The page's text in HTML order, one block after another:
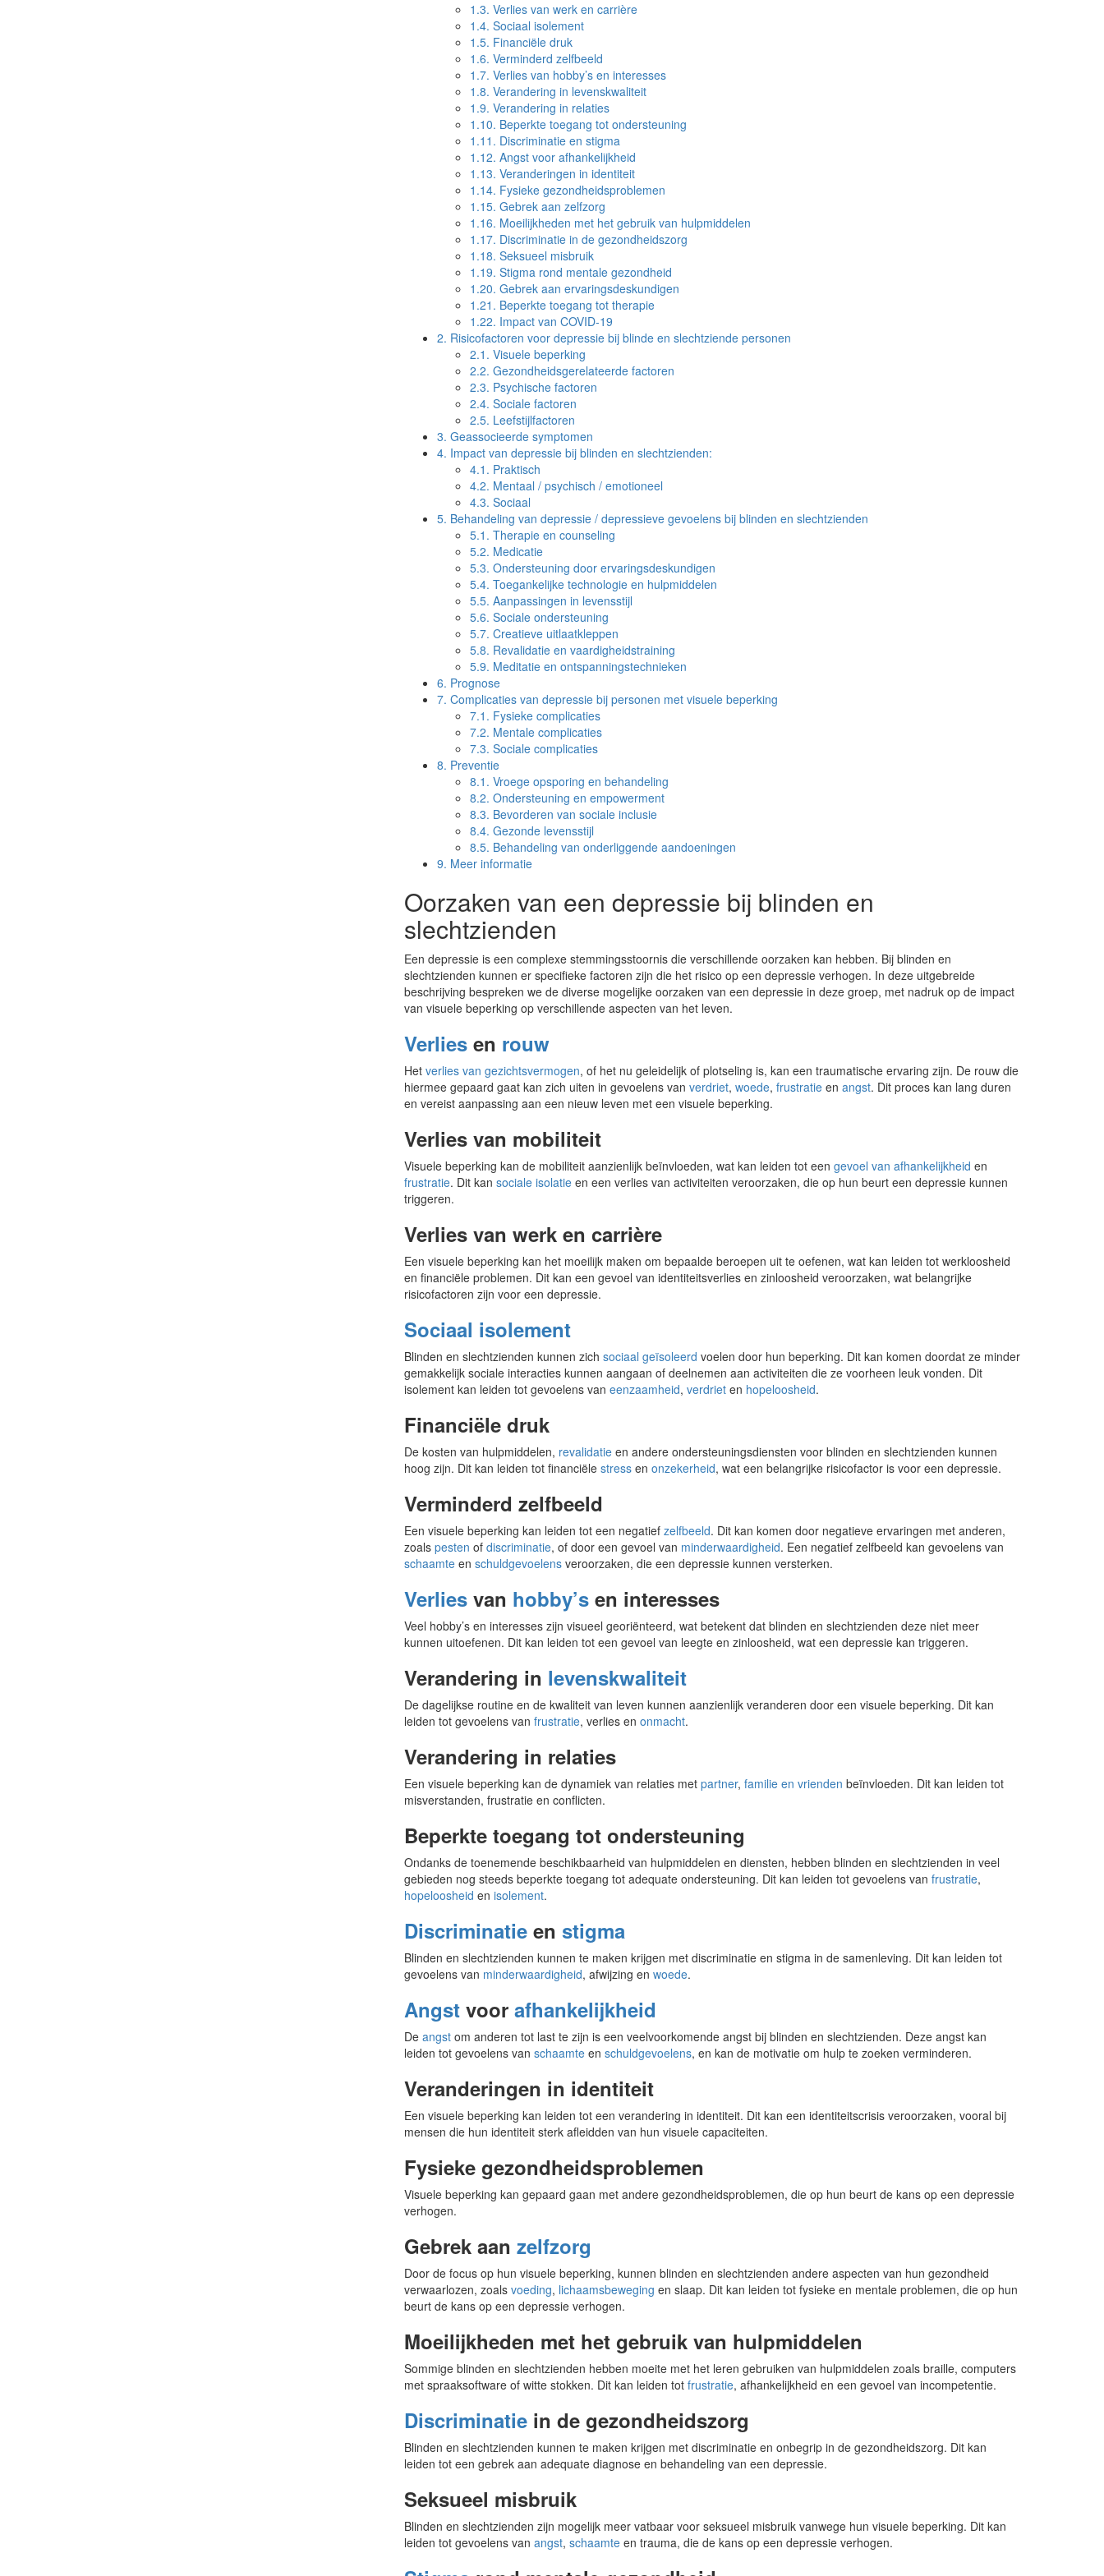
1.3. Verlies van werk en carrière
1.4. Sociaal isolement
1.5. Financiële druk
1.6. Verminderd zelfbeeld
1.7. Verlies van hobby’s en interesses
1.8. Verandering in levenskwaliteit
1.9. Verandering in relaties
1.10. Beperkte toegang tot ondersteuning
1.11. Discriminatie en stigma
1.12. Angst voor afhankelijkheid
1.13. Veranderingen in identiteit
1.14. Fysieke gezondheidsproblemen
1.15. Gebrek aan zelfzorg
1.16. Moeilijkheden met het gebruik van hulpmiddelen
1.17. Discriminatie in de gezondheidszorg
1.18. Seksueel misbruik
1.19. Stigma rond mentale gezondheid
1.20. Gebrek aan ervaringsdeskundigen
1.21. Beperkte toegang tot therapie
1.22. Impact van COVID-19
2. Risicofactoren voor depressie bij blinde en slechtziende personen
2.1. Visuele beperking
2.2. Gezondheidsgerelateerde factoren
2.3. Psychische factoren
2.4. Sociale factoren
2.5. Leefstijlfactoren
3. Geassocieerde symptomen
4. Impact van depressie bij blinden en slechtzienden:
4.1. Praktisch
4.2. Mentaal / psychisch / emotioneel
4.3. Sociaal
5. Behandeling van depressie / depressieve gevoelens bij blinden en slechtzienden
5.1. Therapie en counseling
5.2. Medicatie
5.3. Ondersteuning door ervaringsdeskundigen
5.4. Toegankelijke technologie en hulpmiddelen
5.5. Aanpassingen in levensstijl
5.6. Sociale ondersteuning
5.7. Creatieve uitlaatkleppen
5.8. Revalidatie en vaardigheidstraining
5.9. Meditatie en ontspanningstechnieken
6. Prognose
7. Complicaties van depressie bij personen met visuele beperking
7.1. Fysieke complicaties
7.2. Mentale complicaties
7.3. Sociale complicaties
8. Preventie
8.1. Vroege opsporing en behandeling
8.2. Ondersteuning en empowerment
8.3. Bevorderen van sociale inclusie
8.4. Gezonde levensstijl
8.5. Behandeling van onderliggende aandoeningen
9. Meer informatie
Oorzaken van een depressie bij blinden en
slechtzienden
Een depressie is een complexe stemmingsstoornis die verschillende oorzaken kan hebben. Bij blinden en
slechtzienden kunnen er specifieke factoren zijn die het risico op een depressie verhogen. In deze uitgebreide
beschrijving bespreken we de diverse mogelijke oorzaken van een depressie in deze groep, met nadruk op de impact
van visuele beperking op verschillende aspecten van het leven.
Verlies en rouw
Het verlies van gezichtsvermogen, of het nu geleidelijk of plotseling is, kan een traumatische ervaring zijn. De rouw die
hiermee gepaard gaat kan zich uiten in gevoelens van verdriet, woede, frustratie en angst. Dit proces kan lang duren
en vereist aanpassing aan een nieuw leven met een visuele beperking.
Verlies van mobiliteit
Visuele beperking kan de mobiliteit aanzienlijk beïnvloeden, wat kan leiden tot een gevoel van afhankelijkheid en
frustratie. Dit kan sociale isolatie en een verlies van activiteiten veroorzaken, die op hun beurt een depressie kunnen
triggeren.
Verlies van werk en carrière
Een visuele beperking kan het moeilijk maken om bepaalde beroepen uit te oefenen, wat kan leiden tot werkloosheid
en financiële problemen. Dit kan een gevoel van identiteitsverlies en zinloosheid veroorzaken, wat belangrijke
risicofactoren zijn voor een depressie.
Sociaal isolement
Blinden en slechtzienden kunnen zich sociaal geïsoleerd voelen door hun beperking. Dit kan komen doordat ze minder
gemakkelijk sociale interacties kunnen aangaan of deelnemen aan activiteiten die ze voorheen leuk vonden. Dit
isolement kan leiden tot gevoelens van eenzaamheid, verdriet en hopeloosheid.
Financiële druk
De kosten van hulpmiddelen, revalidatie en andere ondersteuningsdiensten voor blinden en slechtzienden kunnen
hoog zijn. Dit kan leiden tot financiële stress en onzekerheid, wat een belangrijke risicofactor is voor een depressie.
Verminderd zelfbeeld
Een visuele beperking kan leiden tot een negatief zelfbeeld. Dit kan komen door negatieve ervaringen met anderen,
zoals pesten of discriminatie, of door een gevoel van minderwaardigheid. Een negatief zelfbeeld kan gevoelens van
schaamte en schuldgevoelens veroorzaken, die een depressie kunnen versterken.
Verlies van hobby’s en interesses
Veel hobby’s en interesses zijn visueel georiënteerd, wat betekent dat blinden en slechtzienden deze niet meer
kunnen uitoefenen. Dit kan leiden tot een gevoel van leegte en zinloosheid, wat een depressie kan triggeren.
Verandering in levenskwaliteit
De dagelijkse routine en de kwaliteit van leven kunnen aanzienlijk veranderen door een visuele beperking. Dit kan
leiden tot gevoelens van frustratie, verlies en onmacht.
Verandering in relaties
Een visuele beperking kan de dynamiek van relaties met partner, familie en vrienden beïnvloeden. Dit kan leiden tot
misverstanden, frustratie en conflicten.
Beperkte toegang tot ondersteuning
Ondanks de toenemende beschikbaarheid van hulpmiddelen en diensten, hebben blinden en slechtzienden in veel
gebieden nog steeds beperkte toegang tot adequate ondersteuning. Dit kan leiden tot gevoelens van frustratie,
hopeloosheid en isolement.
Discriminatie en stigma
Blinden en slechtzienden kunnen te maken krijgen met discriminatie en stigma in de samenleving. Dit kan leiden tot
gevoelens van minderwaardigheid, afwijzing en woede.
Angst voor afhankelijkheid
De angst om anderen tot last te zijn is een veelvoorkomende angst bij blinden en slechtzienden. Deze angst kan
leiden tot gevoelens van schaamte en schuldgevoelens, en kan de motivatie om hulp te zoeken verminderen.
Veranderingen in identiteit
Een visuele beperking kan leiden tot een verandering in identiteit. Dit kan een identiteitscrisis veroorzaken, vooral bij
mensen die hun identiteit sterk afleidden van hun visuele capaciteiten.
Fysieke gezondheidsproblemen
Visuele beperking kan gepaard gaan met andere gezondheidsproblemen, die op hun beurt de kans op een depressie
verhogen.
Gebrek aan zelfzorg
Door de focus op hun visuele beperking, kunnen blinden en slechtzienden andere aspecten van hun gezondheid
verwaarlozen, zoals voeding, lichaamsbeweging en slaap. Dit kan leiden tot fysieke en mentale problemen, die op hun
beurt de kans op een depressie verhogen.
Moeilijkheden met het gebruik van hulpmiddelen
Sommige blinden en slechtzienden hebben moeite met het leren gebruiken van hulpmiddelen zoals braille, computers
met spraaksoftware of witte stokken. Dit kan leiden tot frustratie, afhankelijkheid en een gevoel van incompetentie.
Discriminatie in de gezondheidszorg
Blinden en slechtzienden kunnen te maken krijgen met discriminatie en onbegrip in de gezondheidszorg. Dit kan
leiden tot een gebrek aan adequate diagnose en behandeling van een depressie.
Seksueel misbruik
Blinden en slechtzienden zijn mogelijk meer vatbaar voor seksueel misbruik vanwege hun visuele beperking. Dit kan
leiden tot gevoelens van angst, schaamte en trauma, die de kans op een depressie verhogen.